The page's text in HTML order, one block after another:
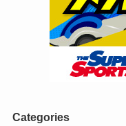
Categories